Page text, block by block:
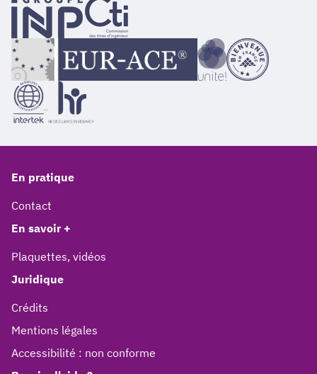
En pratique
Contact
En savoir +
Plaquettes, vidéos
Juridique
Crédits
Mentions légales
Accessibilité : non conforme